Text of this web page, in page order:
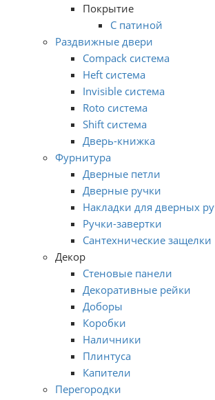
Покрытие
С патиной
Раздвижные двери
Compack система
Heft система
Invisible система
Roto система
Shift система
Дверь-книжка
Фурнитура
Дверные петли
Дверные ручки
Накладки для дверных
Ручки-завертки
Сантехнические защелки
Декор
Стеновые панели
Декоративные рейки
Доборы
Коробки
Наличники
Плинтуса
Капители
Перегородки